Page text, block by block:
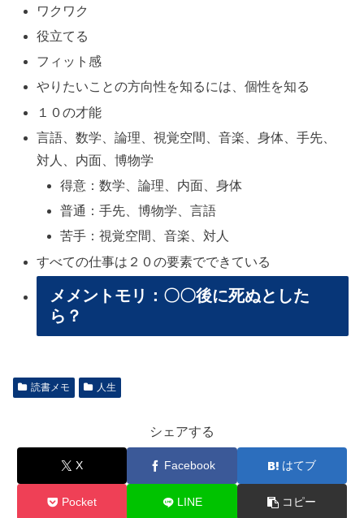
ワクワク
役立てる
フィット感
やりたいことの方向性を知るには、個性を知る
１０の才能
言語、数学、論理、視覚空間、音楽、身体、手先、
対人、内面、博物学
得意：数学、論理、内面、身体
普通：手先、博物学、言語
苦手：視覚空間、音楽、対人
すべての仕事は２０の要素でできている
メメントモリ：〇〇後に死ぬとした
ら？
読書メモ 人生
シェアする
X Facebook はてブ
Pocket LINE コピー